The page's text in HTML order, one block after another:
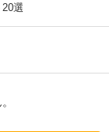
選